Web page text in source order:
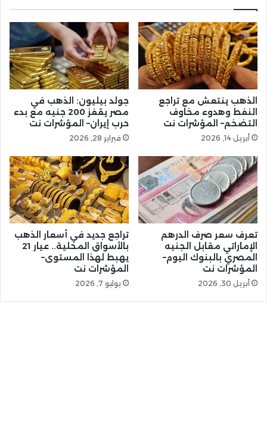
الذهب ينتعش مع تراجع
النفط وهدوء مخاوف
التضخم– المؤشرات نت
أبريل 14, 2026
جولد بيليون: الذهب في
مصر يقفز 200 جنيه مع بدء
حرب إيران– المؤشرات نت
فبراير 28, 2026
تعرف سعر صرف الدرهم
الإماراتي مقابل الجنيه
المصري بالبنوك اليوم–
المؤشرات نت
أبريل 30, 2026
تراجع جديد في أسعار الذهب
بالأسواق المحلية.. عيار 21
يهبط لهذا المستوى–
المؤشرات نت
يوليو 7, 2026